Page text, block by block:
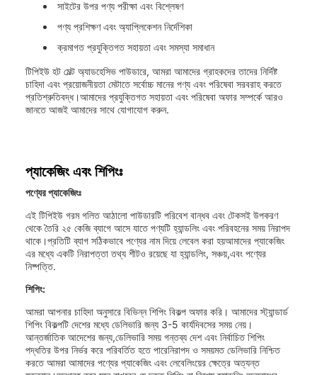
সাইটের উপর পণ্য পরীক্ষা এবং বিশ্লেষণ
পণ্য প্রশিক্ষণ এবং অ্যাপ্লিকেশন নির্দেশিকা
ক্রমাগত প্রযুক্তিগত সহায়তা এবং সমস্যা সমাধান
টিপিইউ হট মেল্ট অ্যাডহেসিভ পাউডারে, আমরা আমাদের গ্রাহকদের তাদের নির্দিষ্ট
চাহিদা এবং প্রয়োজনীয়তা মেটাতে সর্বোচ্চ মানের পণ্য এবং পরিষেবা সরবরাহ করতে
প্রতিশ্রুতিবদ্ধ।আমাদের প্রযুক্তিগত সহায়তা এবং পরিষেবা অফার সম্পর্কে আরও
জানতে আজই আমাদের সাথে যোগাযোগ করুন.
প্যাকেজিং এবং শিপিংঃ
পণ্যের প্যাকেজিংঃ
এই টিপিইউ গরম গলিত আঠালো পাউডারটি পরিবেশ বান্ধব এবং টেকসই উপকরণ
থেকে তৈরি ২৫ কেজি ব্যাগে আসে যাতে পণ্যটি হ্যান্ডলিং এবং পরিবহনের সময় নিরাপদ
থাকে।প্রতিটি ব্যাগ সঠিকভাবে পণ্যের নাম দিয়ে লেবেল করা হয়আমাদের প্যাকেজিং
এর মধ্যে একটি নিরাপত্তা তথ্য শীটও রয়েছে যা হ্যান্ডলিং, সঞ্চয়,এবং পণ্যের
নিষ্পত্তি.
শিপিং:
আমরা আপনার চাহিদা অনুসারে বিভিন্ন শিপিং বিকল্প অফার করি। আমাদের স্ট্যান্ডার্ড
শিপিং বিকল্পটি দেশের মধ্যে ডেলিভারি জন্য 3-5 কার্যদিবসের সময় নেয়।
আন্তর্জাতিক আদেশের জন্য,ডেলিভারি সময় গন্তব্য দেশ এবং নির্বাচিত শিপিং
পদ্ধতির উপর নির্ভর করে পরিবর্তিত হতে পারেনিরাপদ ও সময়মত ডেলিভারি নিশ্চিত
করতে আমরা আমাদের পণ্যের প্যাকেজিং এবং লেবেলিংয়ের ক্ষেত্রে অত্যন্ত